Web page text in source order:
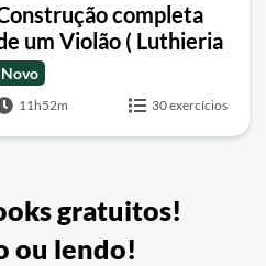
completa
um Violão ( Luthieria
Novo
11h52m 30 exercícios
gratuitos!
ou lendo!